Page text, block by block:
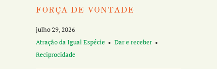
FORÇA DE VONTADE
julho 29, 2026
Atração da Igual Espécie
Dar e receber
Reciprocidade